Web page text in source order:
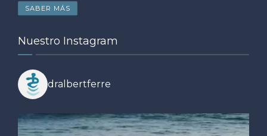
SABER MÁS
Nuestro Instagram
dralbertferre